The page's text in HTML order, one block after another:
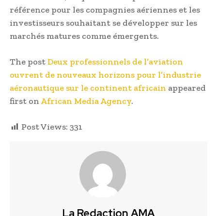
référence pour les compagnies aériennes et les
investisseurs souhaitant se développer sur les
marchés matures comme émergents.
The postDeux professionnels de l’aviation
ouvrent de nouveaux horizons pour l’industrie
aéronautique sur le continent africain appeared
first on African Media Agency.
Post Views: 331
La Redaction AMA